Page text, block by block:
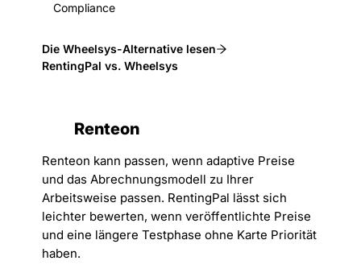
Compliance
Die Wheelsys-Alternative lesen
RentingPal vs. Wheelsys
Renteon
Renteon kann passen, wenn adaptive Preise
und das Abrechnungsmodell zu Ihrer
Arbeitsweise passen. RentingPal lässt sich
leichter bewerten, wenn veröffentlichte Preise
und eine längere Testphase ohne Karte Priorität
haben.